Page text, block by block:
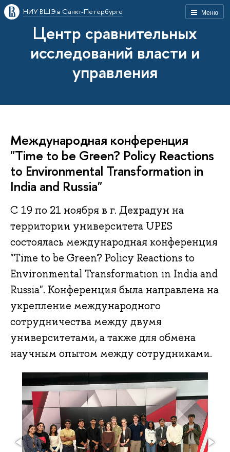
Меню
НИУ ВШЭ в Санкт-Петербурге
Центр сравнительных
исследований власти и
управления
Международная конференция
"Time to be Green? Policy Reactions
to Environmental Transformation in
India and Russia"
С 19 по 21 ноября в г. Дехрадун на
территории университета UPES
состоялась международная конференция
"Time to be Green? Policy Reactions to
Environmental Transformation in India and
Russia". Конференция была направлена на
укрепление международного
сотрудничества между двумя
университетами, а также для обмена
научным опытом между сотрудниками.